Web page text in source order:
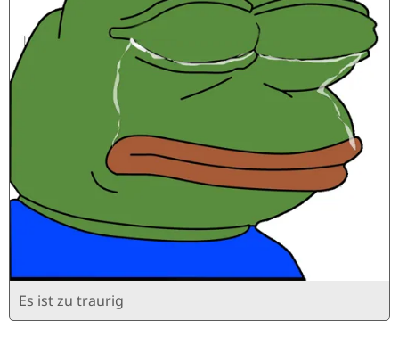
Es ist zu traurig